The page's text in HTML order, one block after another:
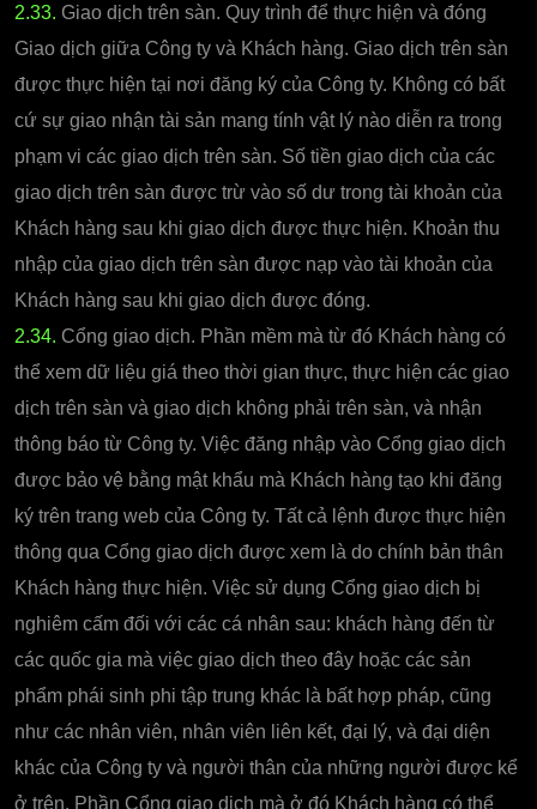
2.33. Giao dịch trên sàn. Quy trình để thực hiện và đóng
Giao dịch giữa Công ty và Khách hàng. Giao dịch trên sàn
được thực hiện tại nơi đăng ký của Công ty. Không có bất
cứ sự giao nhận tài sản mang tính vật lý nào diễn ra trong
phạm vi các giao dịch trên sàn. Số tiền giao dịch của các
giao dịch trên sàn được trừ vào số dư trong tài khoản của
Khách hàng sau khi giao dịch được thực hiện. Khoản thu
nhập của giao dịch trên sàn được nạp vào tài khoản của
Khách hàng sau khi giao dịch được đóng.
2.34. Cổng giao dịch. Phần mềm mà từ đó Khách hàng có
thể xem dữ liệu giá theo thời gian thực, thực hiện các giao
dịch trên sàn và giao dịch không phải trên sàn, và nhận
thông báo từ Công ty. Việc đăng nhập vào Cổng giao dịch
được bảo vệ bằng mật khẩu mà Khách hàng tạo khi đăng
ký trên trang web của Công ty. Tất cả lệnh được thực hiện
thông qua Cổng giao dịch được xem là do chính bản thân
Khách hàng thực hiện. Việc sử dụng Cổng giao dịch bị
nghiêm cấm đối với các cá nhân sau: khách hàng đến từ
các quốc gia mà việc giao dịch theo đây hoặc các sản
phẩm phái sinh phi tập trung khác là bất hợp pháp, cũng
như các nhân viên, nhân viên liên kết, đại lý, và đại diện
khác của Công ty và người thân của những người được kể
ở trên. Phần Cổng giao dịch mà ở đó Khách hàng có thể